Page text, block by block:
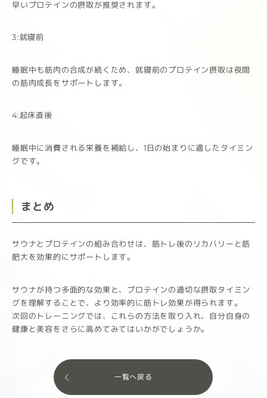
早いプロテインの摂取が推奨されます。
3:就寝前
睡眠中も筋肉の合成が続くため、就寝前のプロテイン摂取は夜間
の筋肉成長をサポートします。
4:起床直後
睡眠中に消費される栄養を補給し、1日の始まりに適したタイミン
グです。
まとめ
サウナとプロテインの組み合わせは、筋トレ後のリカバリーと筋
肥大を効果的にサポートします。
サウナが持つ多面的な効果と、プロテインの適切な摂取タイミン
グを理解することで、より効率的に筋トレ効果が得られます。
次回のトレーニングでは、これらの方法を取り入れ、自分自身の
健康と美容をさらに高めてみてはいかがでしょうか。
一覧へ戻る